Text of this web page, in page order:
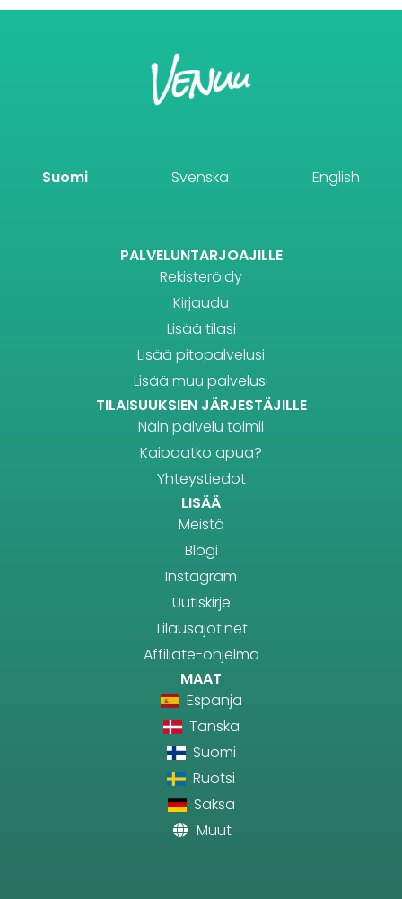
Suomi Svenska English
PALVELUNTARJOAJILLE
Rekisteröidy
Kirjaudu
Lisää tilasi
Lisää pitopalvelusi
Lisää muu palvelusi
TILAISUUKSIEN JÄRJESTÄJILLE
Näin palvelu toimii
Kaipaatko apua?
Yhteystiedot
LISÄÄ
Meistä
Blogi
Instagram
Uutiskirje
Tilausajot.net
Affiliate-ohjelma
MAAT
Espanja
Tanska
Suomi
Ruotsi
Saksa
Muut